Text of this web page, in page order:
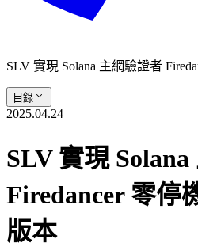
SLV 實現 Solana 主網驗證者
目錄
2025.04.24
SLV 實現
Firedancer 零停
版本